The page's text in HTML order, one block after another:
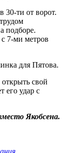
30-ти от ворот.
подборе.
7-ми метров
для Пятова.
свой
его удар с
Якобсена.